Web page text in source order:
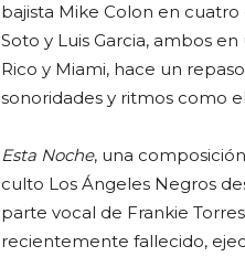
bajista Mike Colon en
Soto y Luis Garcia, ambos
Rico y Miami, hace un
sonoridades y ritmos como
Esta Noche, una
culto Los Ángeles Negros
parte vocal de Frankie
recientemente fallecido,